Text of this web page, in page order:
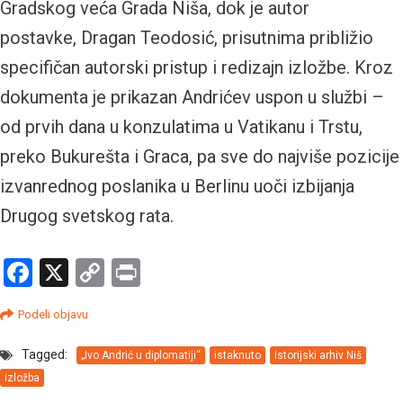
Gradskog veća Grada Niša, dok je autor
postavke, Dragan Teodosić, prisutnima približio
specifičan autorski pristup i redizajn izložbe. Kroz
dokumenta je prikazan Andrićev uspon u službi –
od prvih dana u konzulatima u Vatikanu i Trstu,
preko Bukurešta i Graca, pa sve do najviše pozicije
izvanrednog poslanika u Berlinu uoči izbijanja
Drugog svetskog rata.
Facebook
X
Copy
Podeli objavu
Tagged: „Ivo Andrić u diplomatiji“ istaknuto
Istorijski arhiv Niš
izložba